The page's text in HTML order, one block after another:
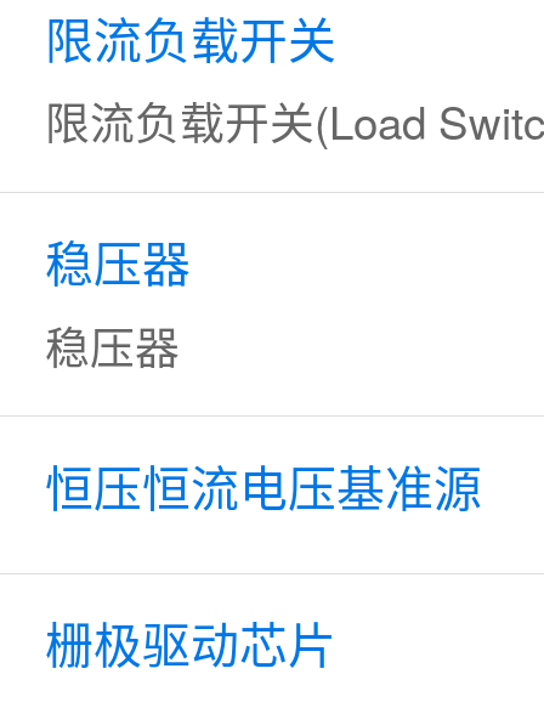
限流负载开关
限流负载开关(Load
稳压器
稳压器
恒压恒流电压基准源
栅极驱动芯片